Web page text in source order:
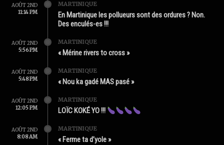
AOÛT 2ND
11:14 PM
MARTINIQUE
En Martinique les pollueurs sont des ordures ? Non.
Des enculés-es !!!
AOÛT 2ND
5:56 PM
MARTINIQUE
« Mérine rivers to cross »
AOÛT 2ND
5:48 PM
MARTINIQUE
« Nou ka gadé MAS pasé »
AOÛT 2ND
12:05 PM
MARTINIQUE
LOÏC KOKÉ YO !!!
AOÛT 2ND
8:08 AM
MARTINIQUE
« Ferme ta d’yole »